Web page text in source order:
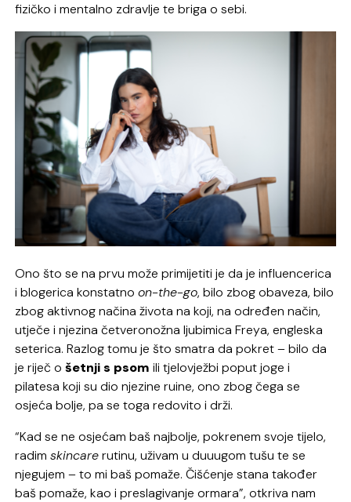
fizičko i mentalno zdravlje te briga o sebi.
Ono što se na prvu može primijetiti je da je influencerica
i blogerica konstatnoon-the-go, bilo zbog obaveza, bilo
zbog aktivnog načina života na koji, na određen način,
utječe i njezina četveronožna ljubimica Freya, engleska
seterica. Razlog tomu je što smatra da pokret – bilo da
je riječ ošetnji s psom ili tjelovježbi poput joge i
pilatesa koji su dio njezine ruine, ono zbog čega se
osjeća bolje, pa se toga redovito i drži.
“Kad se ne osjećam baš najbolje, pokrenem svoje tijelo,
radimskincarerutinu, uživam u duuugom tušu te se
njegujem – to mi baš pomaže. Čišćenje stana također
baš pomaže, kao i preslagivanje ormara”, otkriva nam